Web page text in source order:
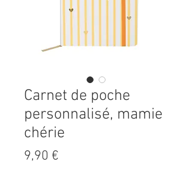
Carnet de poche
personnalisé, mamie
chérie
9,90 €